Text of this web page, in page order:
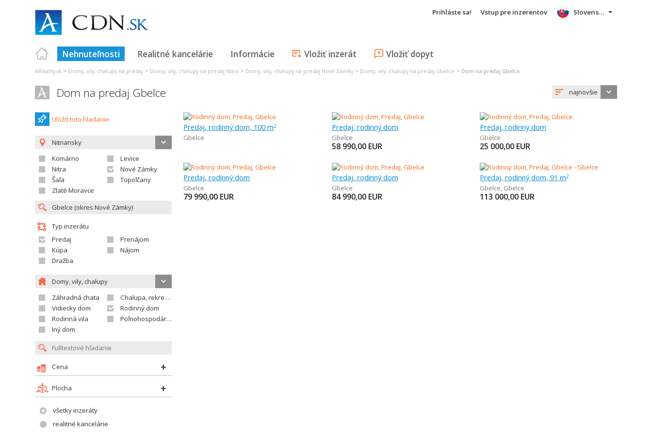
Prihláste sa! Vstup pre inzerentov
Nehnuteľnosti Realitné kancelárie Informácie Vložiť inzerát Vložiť dopyt
Slovensky
AReality.sk > Domy, vily, chalupy na predaj > Domy, vily, chalupy na predaj Nitra > Domy, vily, chalupy na predaj Nové Zámky > Domy, vily, chalupy na predaj Gbelce > Dom na predaj Gbelce
Dom na predaj Gbelce najnovšie
Uložiť toto hladanie
Nitriansky
Komárno
Levice
Nitra
Nové Zámky
Šaľa
Topoľčany
Zlaté Moravce
Typ inzerátu
Predaj
Prenájom
Kúpa
Nájom
Dražba
Domy, vily, chalupy
Záhradná chata
Chalupa, rekreačný domček
Vidiecky dom
Rodinný dom
Rodinná vila
Poľnohospodárska usadlosť
Iný dom
Cena
Plocha
všetky inzeráty
realitné kancelárie
Predaj, rodinný dom, 100 m2
Gbelce
Predaj, rodinný dom
Gbelce
58 990,00 EUR
Predaj, rodinný dom
Gbelce
25 000,00 EUR
Predaj, rodinný dom
Gbelce
79 990,00 EUR
Predaj, rodinný dom
Gbelce
84 990,00 EUR
Predaj, rodinný dom, 91 m2
Gbelce, Gbelce
113 000,00 EUR